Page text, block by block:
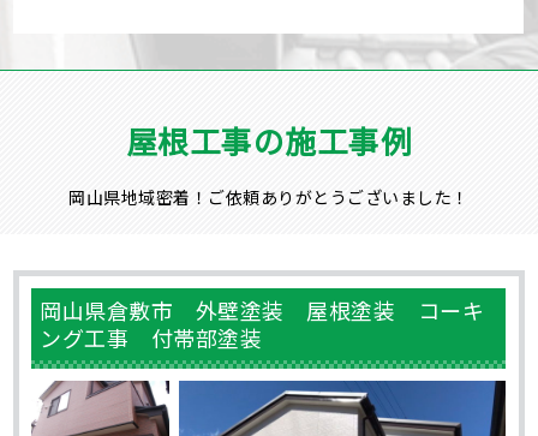
屋根工事の施工事例
岡山県地域密着！ご依頼ありがとうございました！
岡山県倉敷市 外壁塗装 屋根塗装 コーキ
ング工事 付帯部塗装